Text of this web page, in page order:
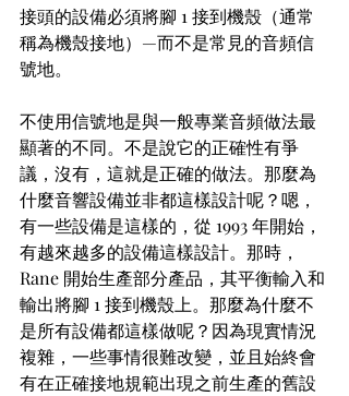
接頭的設備必須將腳 1 接到機殼（通常
稱為機殼接地）—而不是常見的音頻信
號地。
不使用信號地是與一般專業音頻做法最
顯著的不同。不是說它的正確性有爭
議，沒有，這就是正確的做法。那麼為
什麼音響設備並非都這樣設計呢？嗯，
有一些設備是這樣的，從 1993 年開始，
有越來越多的設備這樣設計。那時，
Rane 開始生產部分產品，其平衡輸入和
輸出將腳 1 接到機殼上。那麼為什麼不
是所有設備都這樣做呢？因為現實情況
複雜，一些事情很難改變，並且始終會
有在正確接地規範出現之前生產的舊設